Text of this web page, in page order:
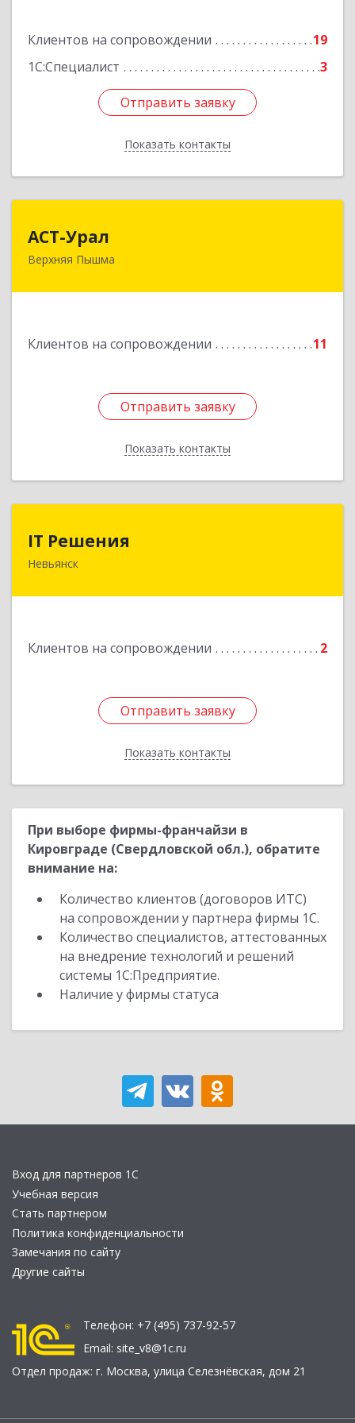
Клиентов на сопровождении
19
1С:Специалист
3
Отправить заявку
Показать контакты
Отправить заявку
Назад
АСТ-Урал
Верхняя Пышма
Клиентов на сопровождении 11
Отправить заявку
Показать контакты
624090, Свердловская обл, Верхняя Пышма г,
Отправить заявку
Назад
IT Решения
Невьянск
Клиентов на сопровождении 2
Отправить заявку
Показать контакты
Отправить заявку
Назад
При выборе фирмы-франчайзи в
Кировграде (Свердловской обл.), обратите
внимание на:
Количество клиентов (договоров ИТС)
на сопровождении у партнера фирмы 1С.
Количество специалистов, аттестованных
на внедрение технологий и решений
системы 1С:Предприятие.
Наличие у фирмы статуса
Вход для партнеров 1С
Учебная версия
Стать партнером
Политика конфиденциальности
Замечания по сайту
Другие сайты
Телефон: +7 (495) 737-92-57
Email: site_v8@1c.ru
Отдел продаж: г. Москва, улица Селезнёвская, дом 21